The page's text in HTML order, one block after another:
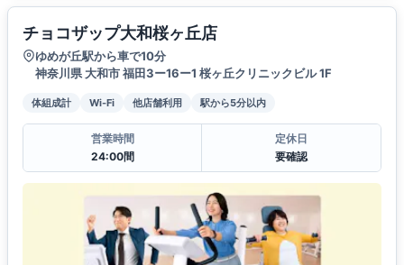
チョコザップ大和桜ヶ丘店
ゆめが丘駅から車で10分
神奈川県 大和市 福田3ー16ー1 桜ヶ丘クリニックビル 1F
体組成計 Wi-Fi 他店舗利用 駅から5分以内
営業時間
24:00間
定休日
要確認